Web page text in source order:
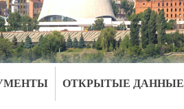
ОТКРЫТЫЕ ДАННЫЕ